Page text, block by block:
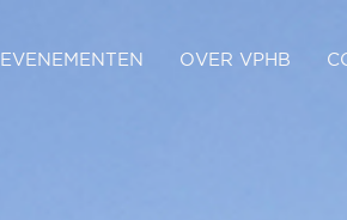
EVENEMENTEN OVER VPHB